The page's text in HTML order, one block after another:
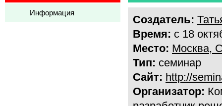
Информация
Создатель:
Время: с 18
Место: Москва,
Тип: семинар
Сайт: http://
Организатор: